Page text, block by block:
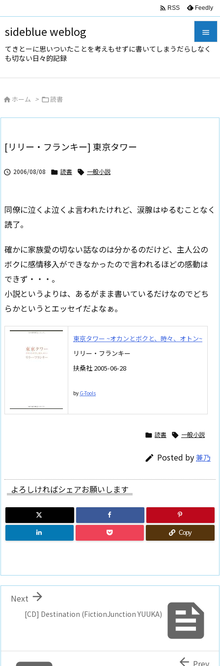
sideblue weblog
てきとーに思いついたことを考えもせずに書いてしまうだらしなく
も切ない日々的記録



 RSS Feedly
 ホーム > 読書
[リリー・フランキー] 東京タワー
 2006/08/08  読書  一般小説
同僚に泣くよ泣くよ言われたけれど、涙腺はゆるむことなく
読了。
確かに家族愛の切ない話なのは分かるのだけど、主人公の
ボクに感情移入ができなかったので言われるほどの感動は
できず・・・。
小説というよりは、あるがまま書いているだけなのでどち
らかというとエッセイだよなぁ。
東京タワー ~オカンとボクと、時々、オトン~
リリー・フランキー
扶桑社 2005-06-28
by G-Tools
 読書  一般小説
 Posted by兼乃
よろしければシェアお願いします
Copy

[CD] Destination (FictionJunction YUUKA)

Next
 Prev